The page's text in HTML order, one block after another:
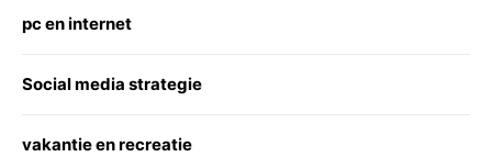
pc en internet
Social media strategie
vakantie en recreatie